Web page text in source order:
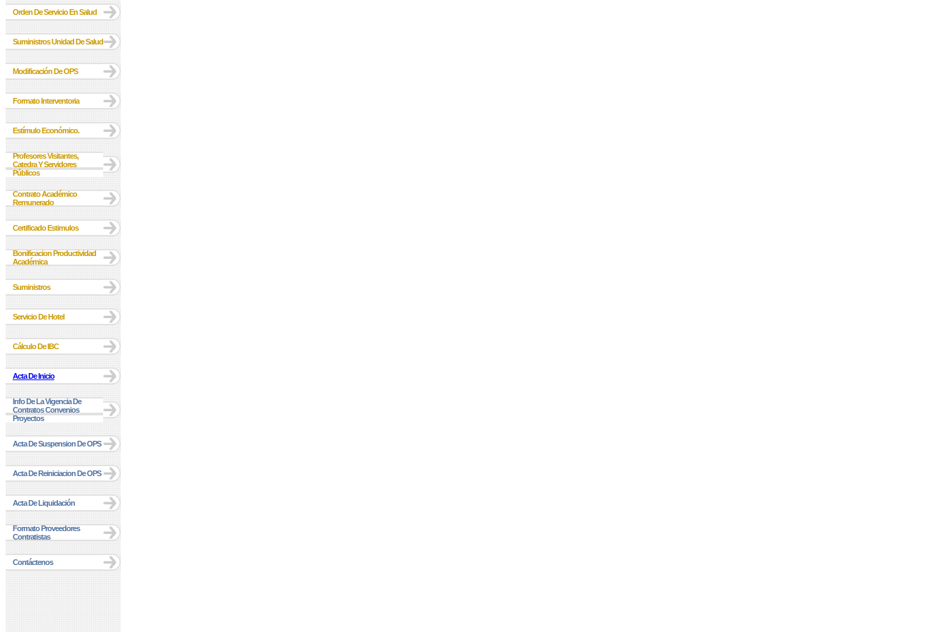
Orden De Servicio En Salud
Suministros Unidad De Salud
Modificación De OPS
Formato Interventoria
Estímulo Económico.
Profesores Visitantes,
Catedra Y Servidores
Públicos
Contrato Académico
Remunerado
Certificado Estimulos
Bonificacion Productividad
Académica
Suministros
Servicio De Hotel
Cálculo De IBC
Acta De Inicio
Info De La Vigencia De
Contratos Convenios
Proyectos
Acta De Suspension De OPS
Acta De Reiniciacion De OPS
Acta De Liquidación
Formato Proveedores
Contratistas
Contáctenos